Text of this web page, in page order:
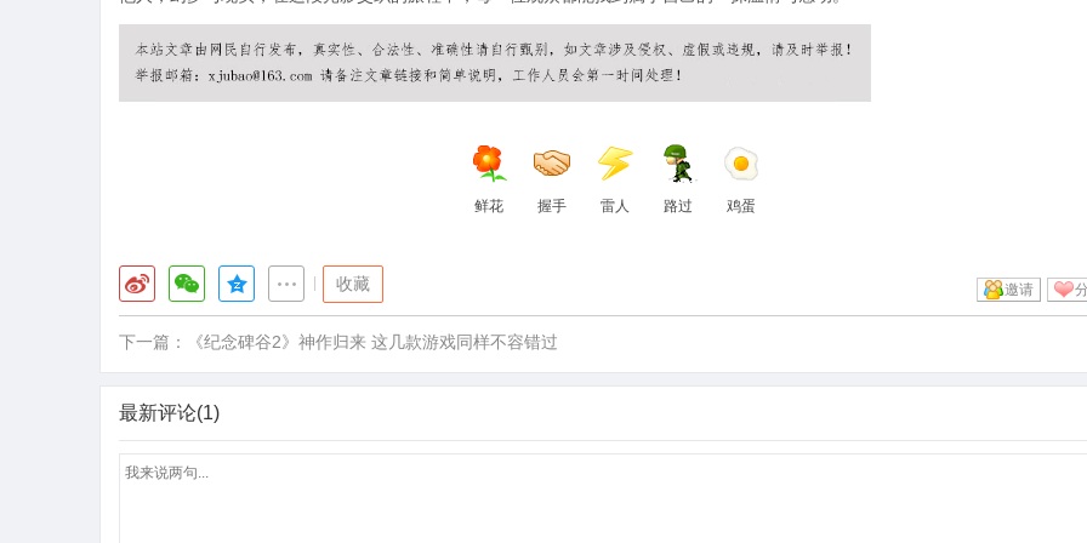
鲜花 握手 雷人 路过 鸡蛋
收藏 邀请
下一篇： 《纪念碑谷2》神作归来 这几款游戏同样不容错过
最新评论(1)